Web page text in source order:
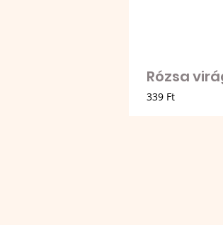
Rózsa
Ár
339 Ft